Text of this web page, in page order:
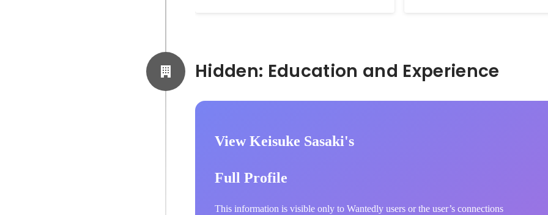
View Keisuke Sasaki's
Full Profile
This information is visible only to Wantedly users or the user’s connections